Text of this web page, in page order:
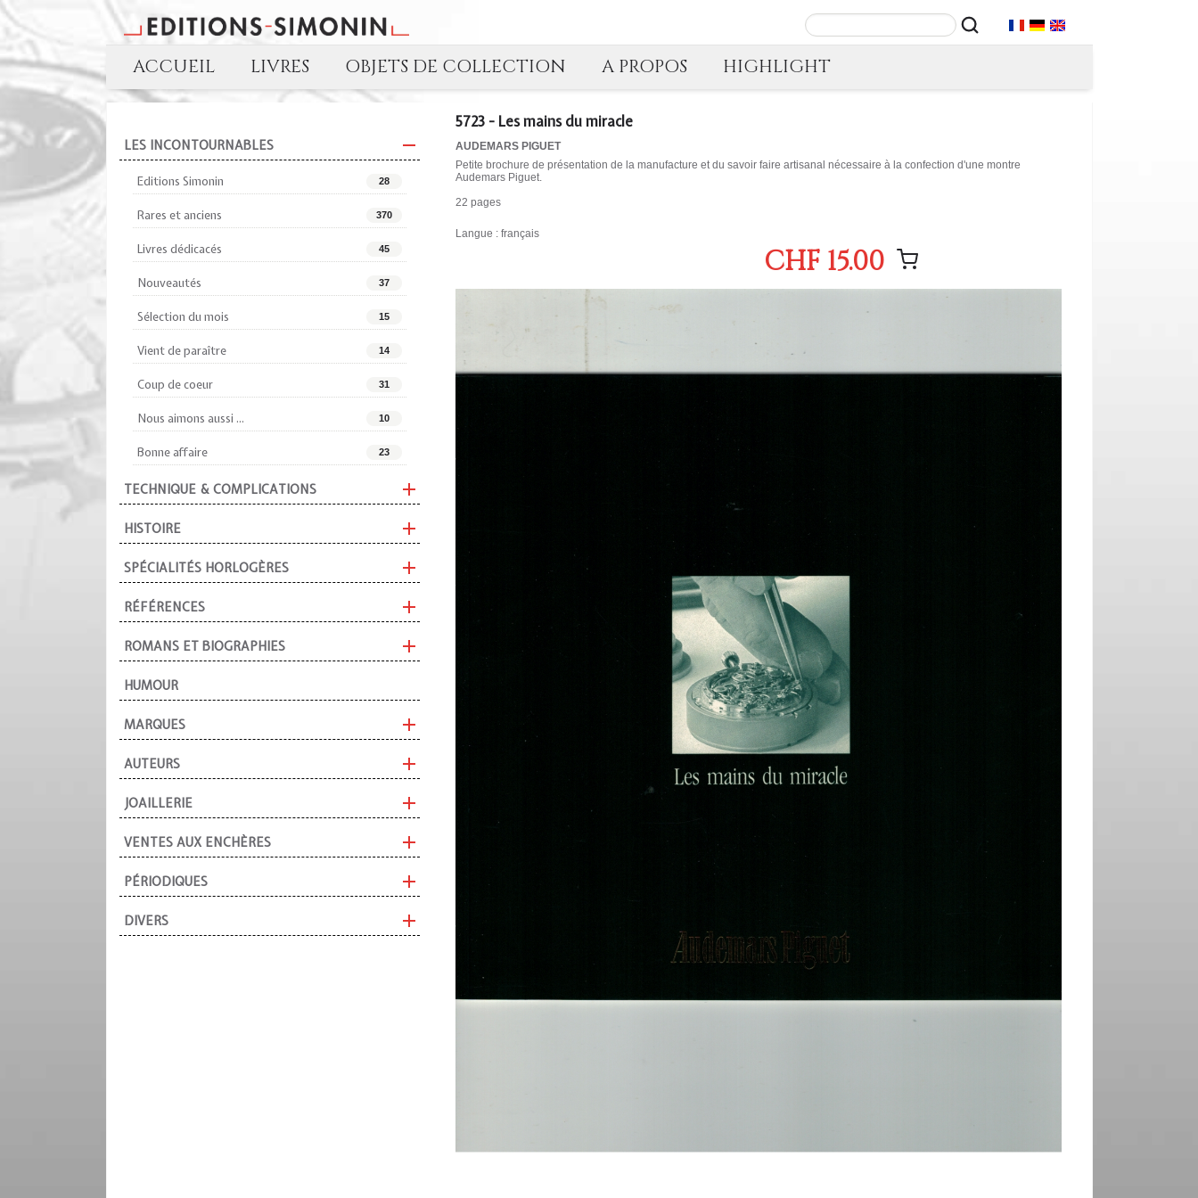
ACCUEIL LIVRES OBJETS DE COLLECTION A PROPOS HIGHLIGHT
LES INCONTOURNABLES
Editions Simonin 28
Rares et anciens 370
Livres dédicacés 45
Nouveautés 37
Sélection du mois 15
Vient de paraître 14
Coup de coeur 31
Nous aimons aussi ... 10
Bonne affaire 23
TECHNIQUE & COMPLICATIONS
HISTOIRE
SPÉCIALITÉS HORLOGÈRES
RÉFÉRENCES
ROMANS ET BIOGRAPHIES
HUMOUR
MARQUES
AUTEURS
JOAILLERIE
VENTES AUX ENCHÈRES
PÉRIODIQUES
DIVERS
5723 - Les mains du miracle
AUDEMARS PIGUET
Petite brochure de présentation de la manufacture et du savoir faire artisanal nécessaire à la confection d'une montre
Audemars Piguet.
22 pages
Langue : français
CHF 15.00